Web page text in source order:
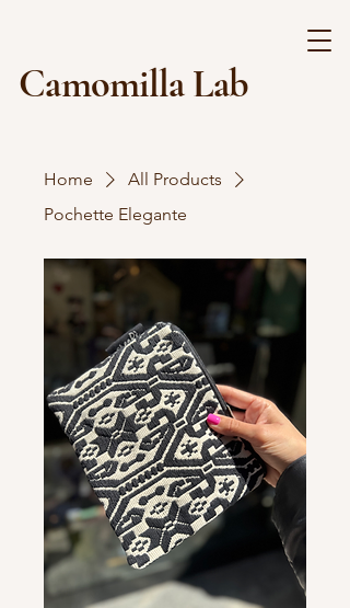
Camomilla Lab
Home
All Products
Pochette Elegante